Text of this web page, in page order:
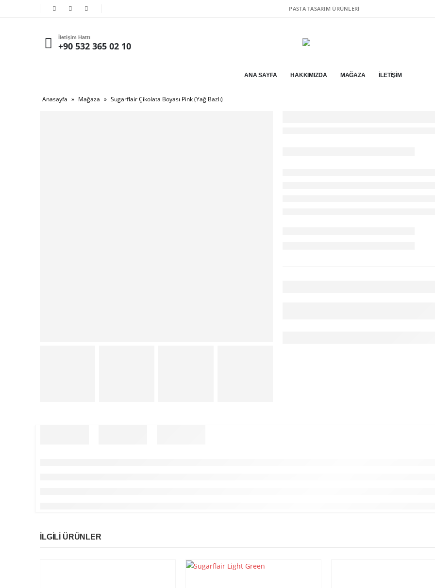
PASTA TASARIM ÜRÜNLERI
İletişim Hattı
+90 532 365 02 10
ANA SAYFA HAKKIMIZDA MAĞAZA İLETIŞIM
Anasayfa » Mağaza » Sugarflair Çikolata Boyası Pink (Yağ Bazlı)
İLGILI ÜRÜNLER